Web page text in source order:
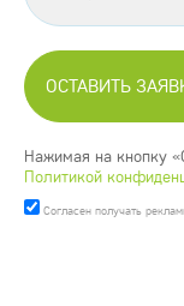
Нажимая на кнопку
Политикой
Согласен получать